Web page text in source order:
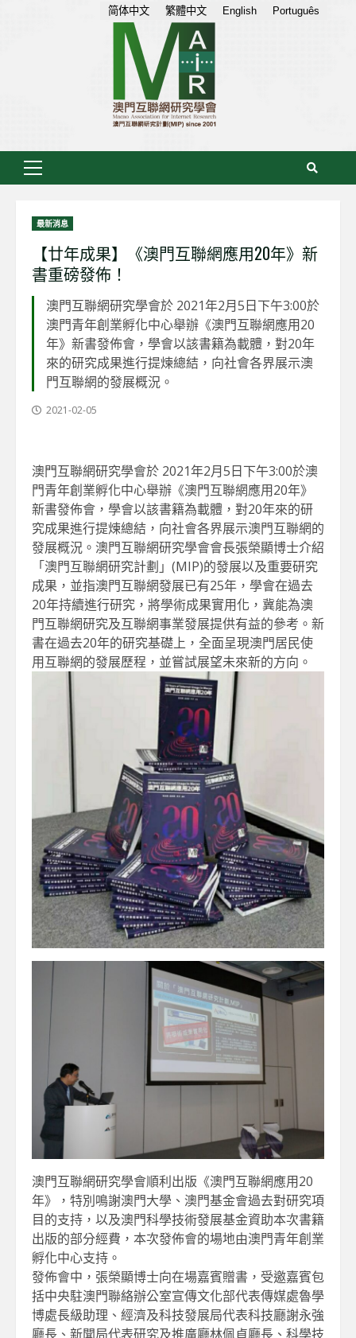
Primary
最新消息
【廿年成果】《澳門互聯網應用20年》新
書重磅發佈！
澳門互聯網研究學會於 2021年2月5日下午3:00於
澳門青年創業孵化中心舉辦《澳門互聯網應用20
年》新書發佈會，學會以該書籍為載體，對20年
來的研究成果進行提煉總結，向社會各界展示澳
門互聯網的發展概況。
2021-02-05
澳門互聯網研究學會於 2021年2月5日下午3:00於澳
門青年創業孵化中心舉辦《澳門互聯網應用20年》
新書發佈會，學會以該書籍為載體，對20年來的研
究成果進行提煉總結，向社會各界展示澳門互聯網的
發展概況。澳門互聯網研究學會會長張榮顯博士介紹
「澳門互聯網研究計劃」(MIP)的發展以及重要研究
成果，並指澳門互聯網發展已有25年，學會在過去
20年持續進行研究，將學術成果實用化，冀能為澳
門互聯網研究及互聯網事業發展提供有益的參考。新
書在過去20年的研究基礎上，全面呈現澳門居民使
用互聯網的發展歷程，並嘗試展望未來新的方向。
澳門互聯網研究學會順利出版《澳門互聯網應用20
年》，特別鳴謝澳門大學、澳門基金會過去對研究項
目的支持，以及澳門科學技術發展基金資助本次書籍
出版的部分經費，本次發佈會的場地由澳門青年創業
孵化中心支持。
發佈會中，張榮顯博士向在場嘉賓贈書，受邀嘉賓包
括中央駐澳門聯絡辦公室宣傳文化部代表傳媒處魯學
博處長級助理、經濟及科技發展局代表科技廳謝永強
廳長、新聞局代表研究及推廣廳林佩貞廳長、科學技
简体中文 繁體中文 English Português